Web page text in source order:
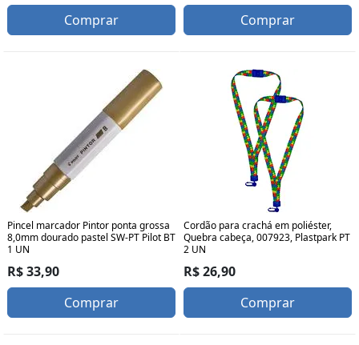
Comprar
Comprar
Pincel marcador Pintor ponta grossa
8,0mm dourado pastel SW-PT Pilot BT
1 UN
R$ 33,90
Comprar
Cordão para crachá em poliéster,
Quebra cabeça, 007923, Plastpark PT
2 UN
R$ 26,90
Comprar